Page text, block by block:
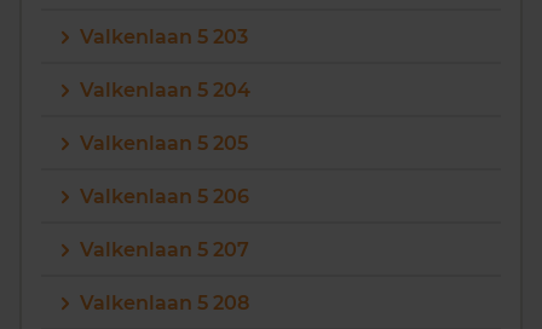
Valkenlaan 5 203
Valkenlaan 5 204
Valkenlaan 5 205
Valkenlaan 5 206
Valkenlaan 5 207
Valkenlaan 5 208